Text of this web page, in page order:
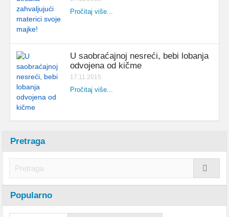
Pročitaj više...
U saobraćajnoj nesreći, bebi lobanja
odvojena od kičme
17.11.2015.
Pročitaj više...
Pretraga
Popularno